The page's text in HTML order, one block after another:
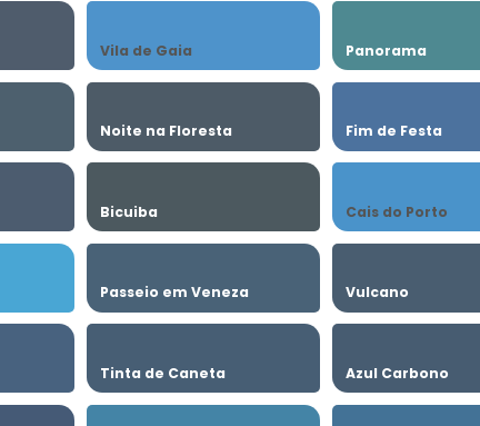
Vila de Gaia Panorama
Noite na Floresta Fim de Festa
Bicuiba Cais do Porto
Passeio em Veneza Vulcano
Tinta de Caneta Azul Carbono